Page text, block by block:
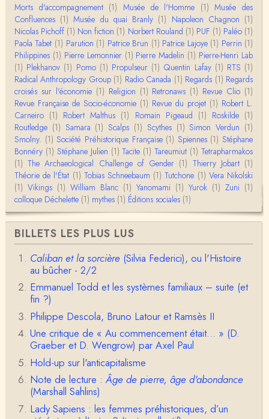
es qu'on écarte, car dans une société pat…
Yves Le Dantec
Affligeant, ce documentaire. Ca me fait me deman
der : est-ce que tenter de revoir l'histoire des…
Boudjemaa Sedira
Merci pour cet article méthodique. En effet, les "b
âtons-à-fouir" qu'on a pu trouver a…
Momo
BonjourCette question de la remise en cause de l'i
mage classique de sociétés vivant essentiellem…
Anonymous
Merci pour votre conférence au collège de France
sur les femmes préhistoriques et la chasse, très c
l…
Anonymous
Bonjour,Merci pour l'article.Vous dîtes : "Pourquoi,
en tant qu’êtres humains, devrions-nou…
Christophe Darmangeat
Envoyez moi un mail : cdarmangeat@gmail.com
anne hebrard
Bonjour, peut-on trouver maintenant le manuscrit d'Al
ain Testart de 2009, souvent cité ?
Claude Julien
Bonjour Monsieur,Récent abonné à votre blog, je vi
ens de lire votre dernière publication, qui m’a be…
Morts d'accompagnement (1) Musée de l'Homme (1) Musée des
Confluences (1) Musée du quai Branly (1) Napoleon Chagnon (1)
Nicolas Pichoff (1) Non fiction (1) Norbert Rouland (1) PUF (1) Paléo (1)
Paola Tabet (1) Parution (1) Patrice Brun (1) Patrice Lajoye (1) Perrin (1)
Philippines (1) Pierre Lemonnier (1) Pierre Madelin (1) Pierre-Henri Lab
(1) Plekhanov (1) Pomo (1) Propulseur (1) Quentin Lafay (1) RTS (1)
Radical Anthropology Group (1) Radio Canada (1) Regards (1) Regards
croisés sur l'économie (1) Religion (1) Retronaws (1) Revue Clio (1)
Revue Française de Socio-économie (1) Revue du projet (1) Robert L.
Carneiro (1) Robert Malthus (1) Romain Pigeaud (1) Roskilde (1)
Routledge (1) Samara (1) Scalps (1) Scythes (1) Simon Verdun (1)
Smolny. (1) Société Préhistorique Française (1) Spiennes (1) Stéphane
Bonnéry (1) Stéphane Julien (1) Tacite (1) Tareumiut (1) Tetrapharmakos
(1) The Archaeological Challenge of Gender (1) Thierry Jobart (1)
Théorie de l'État (1) Tobias Schneebaum (1) Tutchone (1) Vera Nikolski
(1) Vikings (1) William Blanc (1) Yanomami (1) Yurok (1) Zuni (1)
colloque Déchelette (1) mythes (1) Éditions sociales (1)
BILLETS LES PLUS LUS
Caliban et la sorcière(Silvia Federici), ou l'Histoire
au bûcher - 2/2
Emmanuel Todd et les systèmes familiaux – suite (et
fin ?)
Philippe Descola, Bruno Latour et Ramsès II
Une critique de « Au commencement était... » (D.
Graeber et D. Wengrow) par Axel Paul
Hold-up sur l'anticapitalisme
Note de lecture :Âge de pierre, âge d'abondance
(Marshall Sahlins)
Lady Sapiens : les femmes préhistoriques, d’un